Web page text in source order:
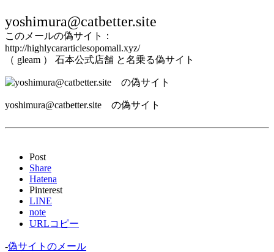
yoshimura@catbetter.site
このメールの偽サイト：
http://highlycararticlesopomall.xyz/
（ gleam ） 石本公式店舗 と名乗る偽サイト
yoshimura@catbetter.site の偽サイト
Post
Share
Hatena
Pinterest
LINE
note
URLコピー
-偽サイトのメール